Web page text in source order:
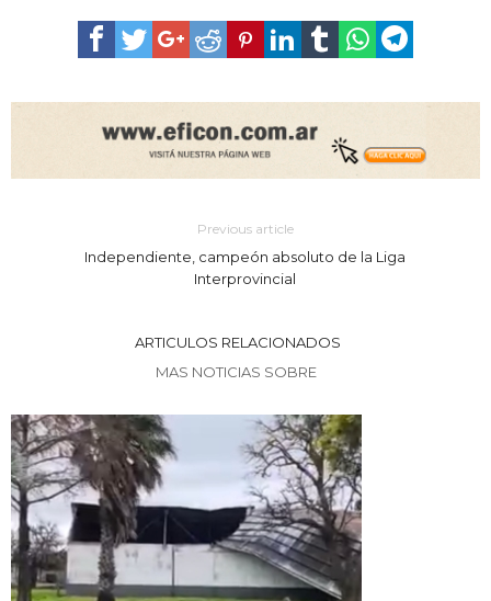
Previous article
Independiente, campeón absoluto de la Liga
Interprovincial
ARTICULOS RELACIONADOS
MAS NOTICIAS SOBRE